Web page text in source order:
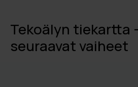
Tekoälyn tiekartta
seuraavat vaiheet